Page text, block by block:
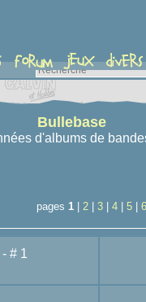
Bullebase
d'albums de
pages 1 2 3 4 5 6
- # 1